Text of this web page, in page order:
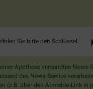
Sie bitte den Schlüssel .
Sie
Apotheke versandten
des News-Service
(z.B. über den Abmelde-Link